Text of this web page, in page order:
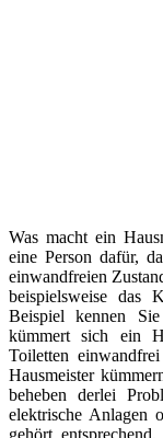
Was macht ein
eine Person dafür,
einwandfreien
beispielsweise das
Beispiel kennen
kümmert sich ein
Toiletten
Hausmeister
beheben derlei
elektrische Anlagen
gehört